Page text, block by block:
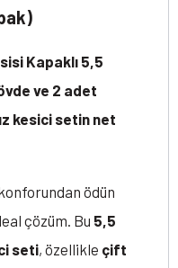
Kapaklı 5,5
ve 2 adet
kesici setin net
ödün
çözüm. Bu 5,5
seti, özellikle çift